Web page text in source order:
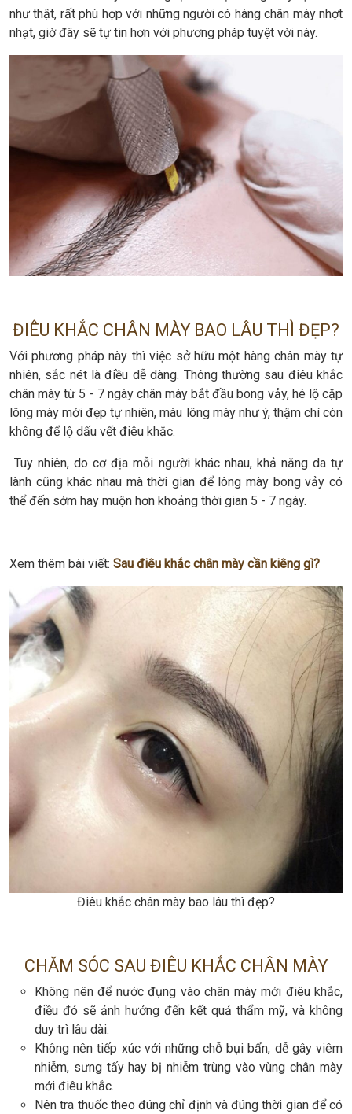
như thật, rất phù hợp với những người có hàng chân mày nhợt
nhạt, giờ đây sẽ tự tin hơn với phương pháp tuyệt vời này.
ĐIÊU KHẮC CHÂN MÀY BAO LÂU THÌ ĐẸP?
Với phương pháp này thì việc sở hữu một hàng chân mày tự
nhiên, sắc nét là điều dễ dàng. Thông thường sau điêu khắc
chân mày từ 5 - 7 ngày chân mày bắt đầu bong vảy, hé lộ cặp
lông mày mới đẹp tự nhiên, màu lông mày như ý, thậm chí còn
không để lộ dấu vết điêu khắc.
Tuy nhiên, do cơ địa mỗi người khác nhau, khả năng da tự
lành cũng khác nhau mà thời gian để lông mày bong vảy có
thể đến sớm hay muộn hơn khoảng thời gian 5 - 7 ngày.
Xem thêm bài viết: Sau điêu khắc chân mày cần kiêng gì?
Điêu khắc chân mày bao lâu thì đẹp?
CHĂM SÓC SAU ĐIÊU KHẮC CHÂN MÀY
Không nên để nước đụng vào chân mày mới điêu khắc,
điều đó sẽ ảnh hưởng đến kết quả thẩm mỹ, và không
duy trì lâu dài.
Không nên tiếp xúc với những chỗ bụi bẩn, dễ gây viêm
nhiễm, sưng tấy hay bị nhiễm trùng vào vùng chân mày
mới điêu khắc.
Nên tra thuốc theo đúng chỉ định và đúng thời gian để có